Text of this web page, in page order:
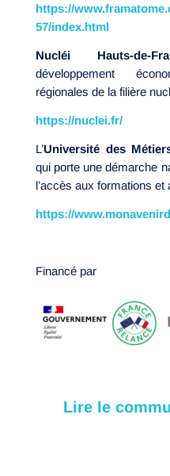
https://
57/index.html
Nucléi Hauts-de-
développement
régionales de la filière
https://nuclei.fr/
L’Université des
qui porte une démarche
l’accès aux formations
https://
Financé par
Lire le